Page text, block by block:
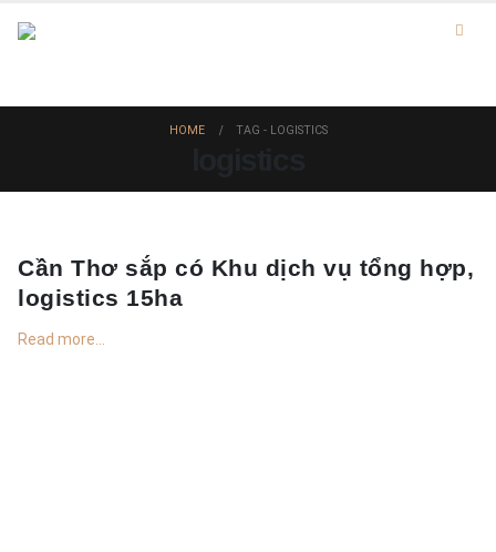
HOME TAG - LOGISTICS
Cần Thơ sắp có Khu dịch vụ tổng hợp,
logistics 15ha
Read more...